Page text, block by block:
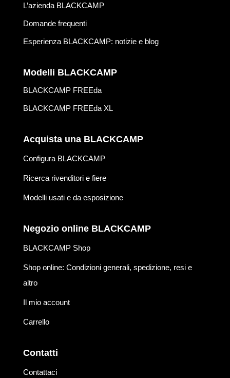
L’azienda BLACKCAMP
Domande frequenti
Esperienza BLACKCAMP: notizie e blog
Modelli BLACKCAMP
BLACKCAMP FREEda
BLACKCAMP FREEda XL
Acquista una BLACKCAMP
Configura BLACKCAMP
Ricerca rivenditori e fiere
Modelli usati e da esposizione
Negozio online BLACKCAMP
BLACKCAMP Shop
Shop online: Condizioni generali, spedizione, resi e
altro
Il mio account
Carrello
Contatti
Contattaci